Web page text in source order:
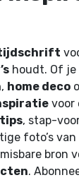
houdt. Of je
, home deco
voor
tips, stap-
foto’s
bron
.